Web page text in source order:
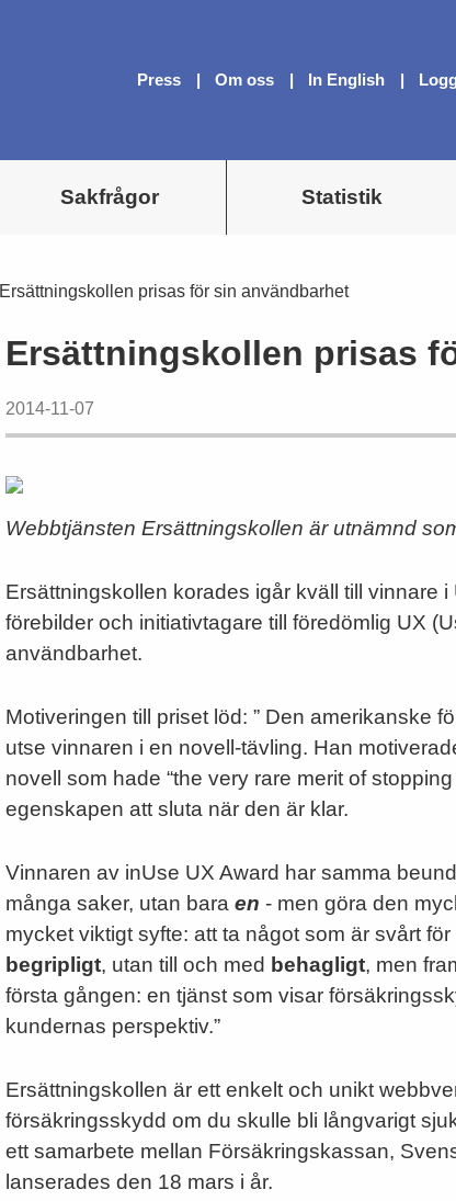
Press Om oss In English
Sakfrågor Statistik
Ersättningskollen prisas för sin användbarhet
Ersättningskollen prisas
2014-11-07
Webbtjänsten Ersättningskollen är utnämnd
Ersättningskollen korades igår kväll till vinnare
förebilder och initiativtagare till föredömlig UX
användbarhet.
Motiveringen till priset löd: ” Den amerikanske
utse vinnaren i en novell-tävling. Han
novell som hade “the very rare merit of
egenskapen att sluta när den är klar.
Vinnaren av inUse UX Award har samma
många saker, utan baraen - men göra den
mycket viktigt syfte: att ta något som är svårt
begripligt, utan till och med behagligt, men
första gången: en tjänst som visar
kundernas perspektiv.”
Ersättningskollen är ett enkelt och unikt
försäkringsskydd om du skulle bli långvarigt
ett samarbete mellan Försäkringskassan,
lanserades den 18 mars i år.